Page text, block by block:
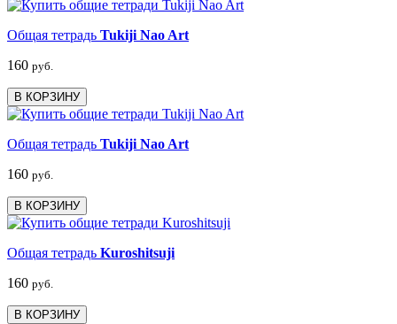
Общая тетрадь Tukiji Nao Art
160 руб.
В КОРЗИНУ
Общая тетрадь Tukiji Nao Art
160 руб.
В КОРЗИНУ
Общая тетрадь Kuroshitsuji
160 руб.
В КОРЗИНУ